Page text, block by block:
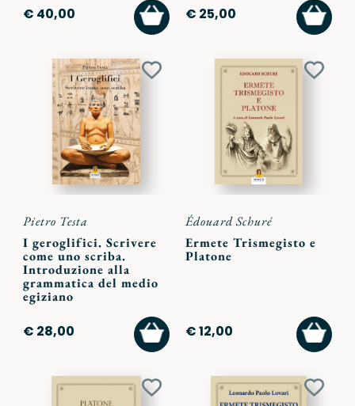
€ 40,00
AGGIUNGI
AL
CARRELLO
€ 25,00
AL
Aggiungi
Pietro Testa
I geroglifici. Scrivere
come uno scriba.
Introduzione alla
grammatica del medio
egiziano
€ 28,00
AGGIUNGI
AL
CARRELLO
Édouard Schuré
Ermete Trismegisto e
Platone
€ 12,00
AL
Aggiungi